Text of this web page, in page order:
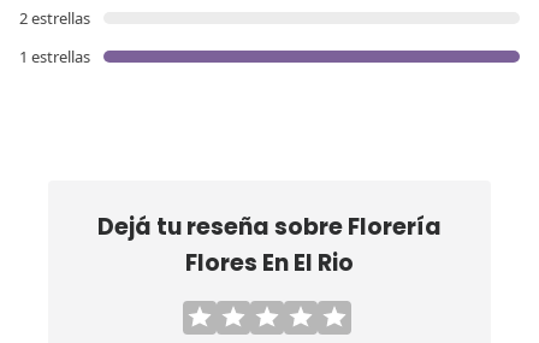
2 estrellas
1 estrellas
Dejá tu reseña sobreFlorería
Flores En El Rio